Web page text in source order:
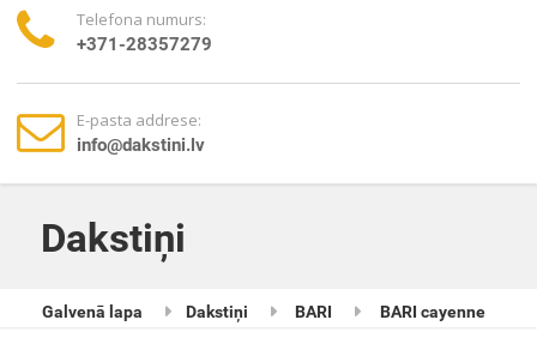
Telefona numurs:
+371-28357279
E-pasta addrese:
info@dakstini.lv
Dakstiņi
Galvenā lapa Dakstiņi BARI BARI cayenne